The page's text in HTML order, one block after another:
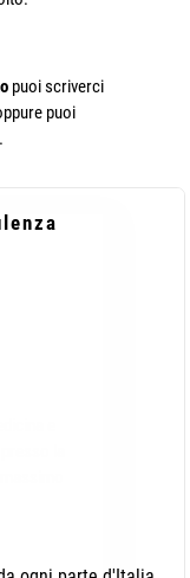
puoi scriverci
puoi